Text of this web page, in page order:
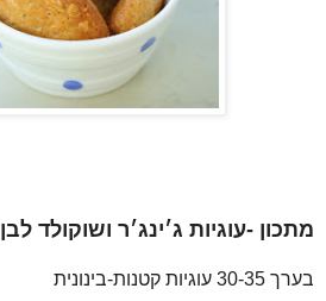
מתכון -עוגיות ג׳ינג׳ר ושוקולד לבן
בערך 30-35 עוגיות קטנות-בינונית